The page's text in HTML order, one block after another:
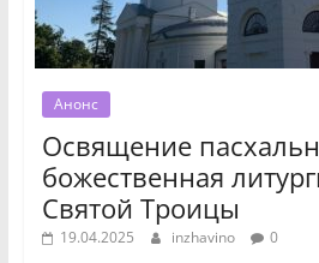
Анонс
Освящение
божественная
Святой Троицы
19.04.2025 inzhavino 0